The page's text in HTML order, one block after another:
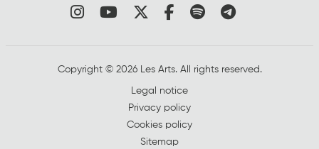
Link to instagram
Link to youtube
Link to twitter
Link to facebook
Link to spotify
Link to
Copyright © 2026 Les Arts. All rights reserved.
Legal notice
Privacy policy
Cookies policy
Sitemap